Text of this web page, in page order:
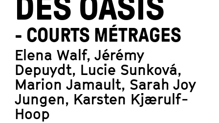
DES OASIS
- COURTS MÉTRAGES
Elena Walf, Jérémy
Depuydt, Lucie Sunková,
Marion Jamault, Sarah Joy
Jungen, Karsten Kjærulf-
Hoop